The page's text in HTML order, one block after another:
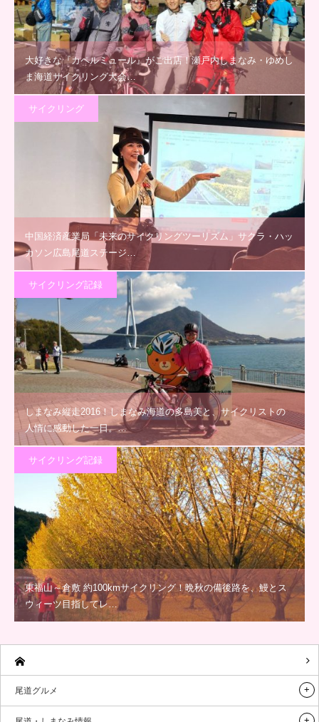
大好きな『カペルミュール』がご出店！瀬戸内しまなみ・ゆめし
ま海道サイクリング大会…
サイクリング
中国経済産業局「未来のサイクリングツーリズム」サクラ・ハッ
カソン広島尾道ステージ…
サイクリング記録
しまなみ縦走2016！しまなみ海道の多島美と、サイクリストの
人情に感動した一日。…
サイクリング記録
東福山～倉敷 約100kmサイクリング！晩秋の備後路を、鰻とス
ウィーツ目指してレ…
尾道グルメ